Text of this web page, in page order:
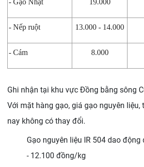
- Nếp ruột 13.000 - 14.000
- Cám 8.000
Ghi nhận tại khu vực Đồng bằng sông
Với mặt hàng gạo, giá gạo nguyên liệu,
nay không có thay đổi.
Gạo nguyên liệu IR 504 dao
- 12.100 đồng/kg